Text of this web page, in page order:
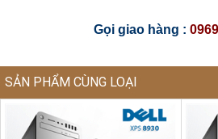
Gọi giao hàng :
SẢN PHẨM CÙNG LOẠI